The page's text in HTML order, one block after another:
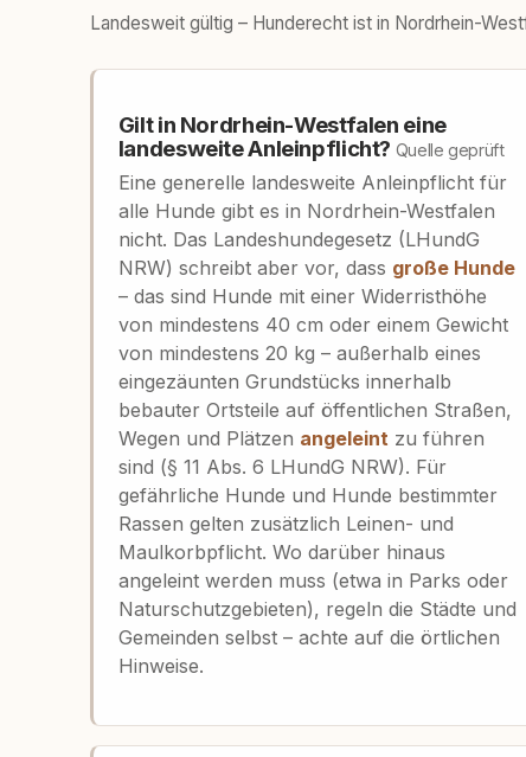
Landesweit gültig – Hunderecht ist in Nordrhein-
Gilt in Nordrhein-Westfalen eine
landesweite Anleinpflicht? Quelle geprüft
Eine generelle landesweite Anleinpflicht für
alle Hunde gibt es in Nordrhein-Westfalen
nicht. Das Landeshundegesetz (LHundG
NRW) schreibt aber vor, dass große Hunde
– das sind Hunde mit einer Widerristhöhe
von mindestens 40 cm oder einem Gewicht
von mindestens 20 kg – außerhalb eines
eingezäunten Grundstücks innerhalb
bebauter Ortsteile auf öffentlichen Straßen,
Wegen und Plätzen angeleintzu führen
sind (§ 11 Abs. 6 LHundG NRW). Für
gefährliche Hunde und Hunde bestimmter
Rassen gelten zusätzlich Leinen- und
Maulkorbpflicht. Wo darüber hinaus
angeleint werden muss (etwa in Parks oder
Naturschutzgebieten), regeln die Städte und
Gemeinden selbst – achte auf die örtlichen
Hinweise.